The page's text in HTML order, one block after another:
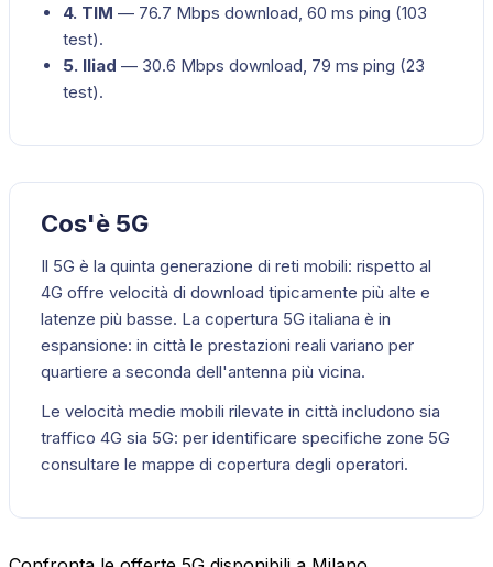
4. TIM — 76.7 Mbps download, 60 ms ping (103
test).
5. Iliad — 30.6 Mbps download, 79 ms ping (23
test).
Cos'è 5G
Il 5G è la quinta generazione di reti mobili: rispetto al
4G offre velocità di download tipicamente più alte e
latenze più basse. La copertura 5G italiana è in
espansione: in città le prestazioni reali variano per
quartiere a seconda dell'antenna più vicina.
Le velocità medie mobili rilevate in città includono sia
traffico 4G sia 5G: per identificare specifiche zone 5G
consultare le mappe di copertura degli operatori.